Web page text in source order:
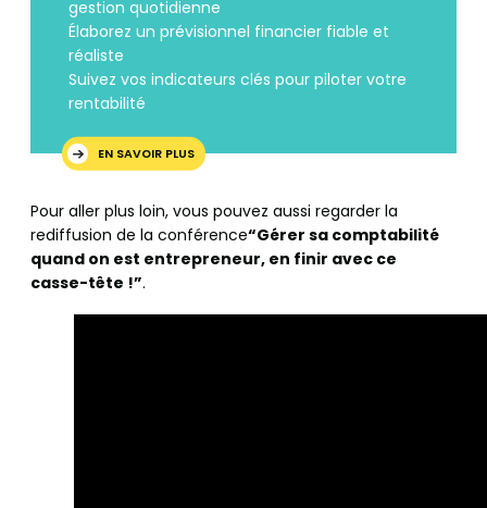
gestion quotidienne
Élaborez un prévisionnel financier fiable et
réaliste
Suivez vos indicateurs clés pour piloter votre
rentabilité
EN SAVOIR PLUS
Pour aller plus loin, vous pouvez aussi regarder la
rediffusion de la conférence“Gérer sa comptabilité
quand on est entrepreneur, en finir avec ce
casse-tête !”.